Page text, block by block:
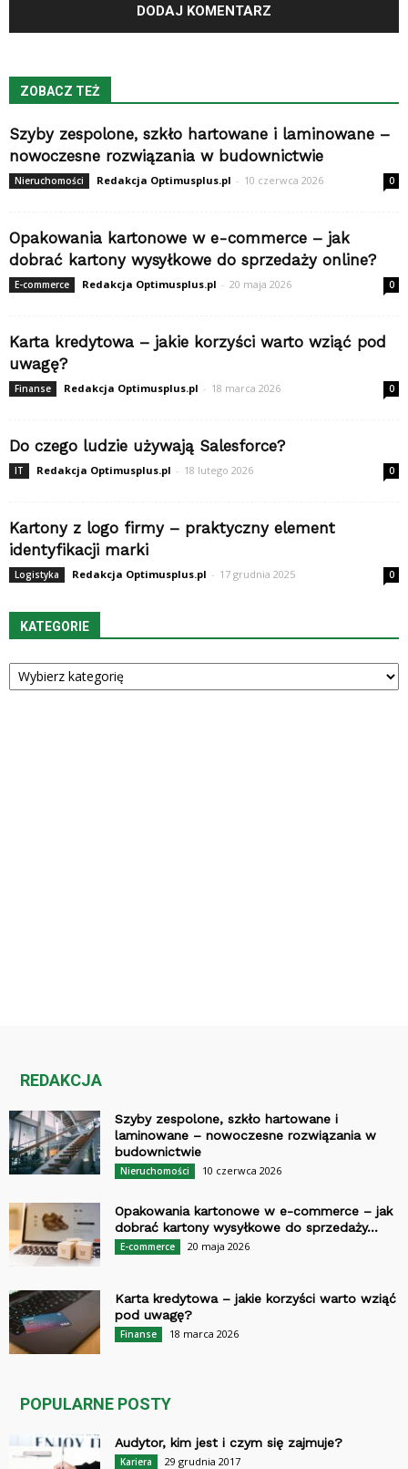
ZOBACZ TEŻ
Szyby zespolone, szkło hartowane i laminowane –
nowoczesne rozwiązania w budownictwie
Nieruchomości Redakcja Optimusplus.pl - 10 czerwca 2026 0
Opakowania kartonowe w e-commerce – jak
dobrać kartony wysyłkowe do sprzedaży online?
E-commerce Redakcja Optimusplus.pl - 20 maja 2026 0
Karta kredytowa – jakie korzyści warto wziąć pod
uwagę?
Finanse Redakcja Optimusplus.pl - 18 marca 2026 0
Do czego ludzie używają Salesforce?
IT Redakcja Optimusplus.pl - 18 lutego 2026 0
Kartony z logo firmy – praktyczny element
identyfikacji marki
Logistyka Redakcja Optimusplus.pl - 17 grudnia 2025 0
KATEGORIE
Kategorie
REDAKCJA
Szyby zespolone, szkło hartowane i
laminowane – nowoczesne rozwiązania w
budownictwie
Nieruchomości 10 czerwca 2026
Opakowania kartonowe w e-commerce – jak
dobrać kartony wysyłkowe do sprzedaży...
E-commerce 20 maja 2026
Karta kredytowa – jakie korzyści warto wziąć
pod uwagę?
Finanse 18 marca 2026
POPULARNE POSTY
Audytor, kim jest i czym się zajmuje?
Kariera 29 grudnia 2017